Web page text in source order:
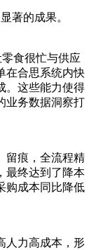
著的成果。
食很忙与供应
在合思系统内快
。这些能力使得
业务数据洞察打
留痕，全流程精
最终达到了降本
购成本同比降低
人力高成本，形